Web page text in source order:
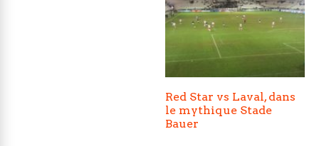
Red Star vs Laval, dans
le mythique Stade
Bauer